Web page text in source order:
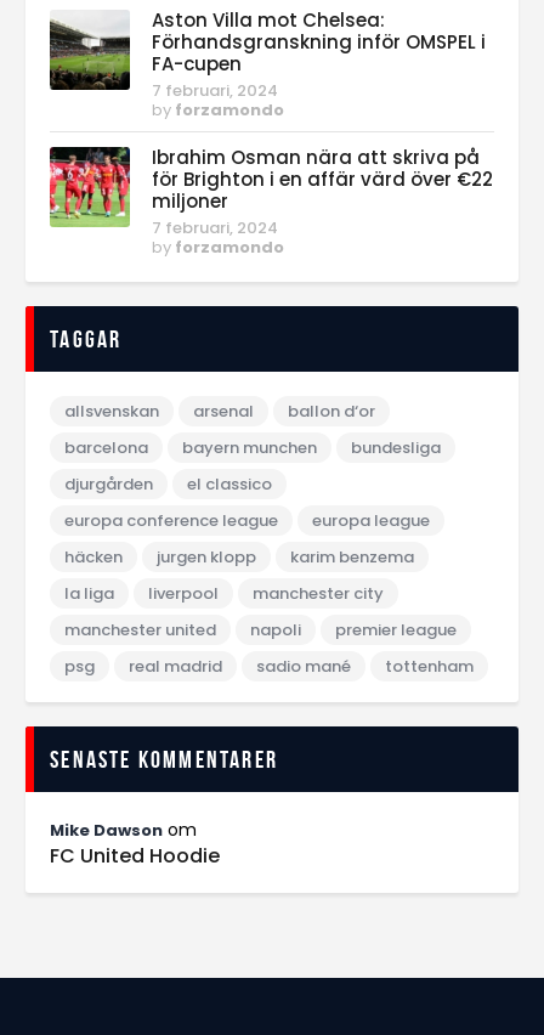
Aston Villa mot Chelsea:
Förhandsgranskning inför OMSPEL i
FA-cupen
7 februari, 2024
by forzamondo
Ibrahim Osman nära att skriva på
för Brighton i en affär värd över €22
miljoner
7 februari, 2024
by forzamondo
Taggar
allsvenskan arsenal
ballon d‘or
barcelona
bayern munchen
bundesliga
djurgården
el classico
europa conference league
europa league
häcken
jurgen klopp
karim benzema
la liga
liverpool
manchester city
manchester united
napoli
premier league
psg
real madrid sadio mané tottenham
Senaste kommentarer
Mike Dawson om
FC United Hoodie